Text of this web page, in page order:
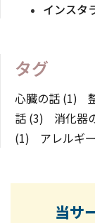
インスタ
タグ
心臓の話 (1)
話 (3)
消化器
(1)
アレルギ
当サ